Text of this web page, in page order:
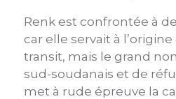
Renk est confrontée à
car elle servait à
transit, mais le grand
sud-soudanais et de
met à rude épreuve la